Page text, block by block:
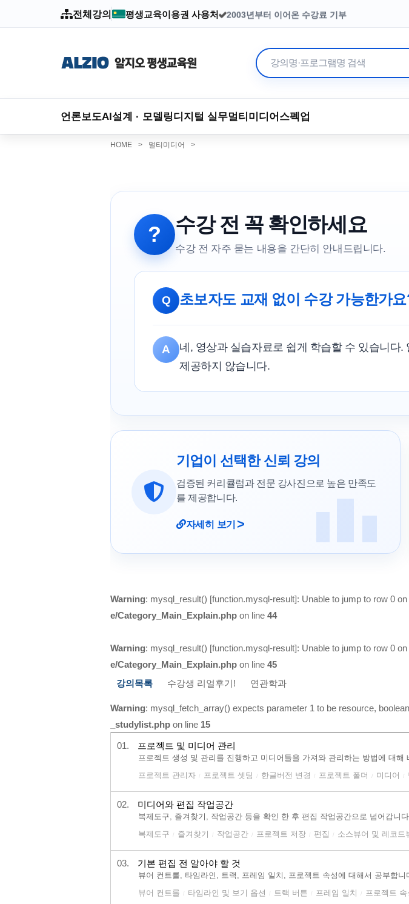
전체강의 평생교육이용권 사용처
2003년부터 이어온 수강료 기부
언론보도AI설계 · 모델링디지털 실무멀티미디어 스펙업
HOME > 멀티미디어 >
? 수강 전 꼭 확인하세요
수강 전 자주 묻는 내용을 간단히 안내드립니다.
Q 초보자도 교재 없이 수강 가능한가
A
네, 영상과 실습자료로 쉽게 학습할 수 있습니다
제공하지 않습니다.
기업이 선택한 신뢰 강의
검증된 커리큘럼과 전문 강사진으로 높은 만족도
를 제공합니다.
자세히 보기 >
Warning: mysql_result() [function.mysql-result]: Unable to jump to row 0
e/Category_Main_Explain.php on line 44
Warning: mysql_result() [function.mysql-result]: Unable to jump to row 0
e/Category_Main_Explain.php on line 45
강의목록
수강생 리얼후기! 연관학과
Warning: mysql_fetch_array() expects parameter 1 to be resource,
_studylist.php on line 15
01. 프로젝트 및 미디어 관리
프로젝트 생성 및 관리를 진행하고 미디어들을 가져와 관리하는 방법에 대해
프로젝트 관리자
프로젝트 셋팅 한글버전 변경 프로젝트 폴더 미디어
02. 미디어와 편집 작업공간
복제도구, 즐겨찾기, 작업공간 등을 확인 한 후 편집 작업공간으로 넘어갑니다.
복제도구
즐겨찾기 작업공간 프로젝트 저장 편집 소스뷰어 및 레코드
03. 기본 편집 전 알아야 할 것
뷰어 컨트롤, 타임라인, 트랙, 프레임 일치, 프로젝트 속성에 대해서 공부합니
뷰어 컨트롤
타임라인 및 보기 옵션 트랙 버튼 프레임 일치 프로젝트